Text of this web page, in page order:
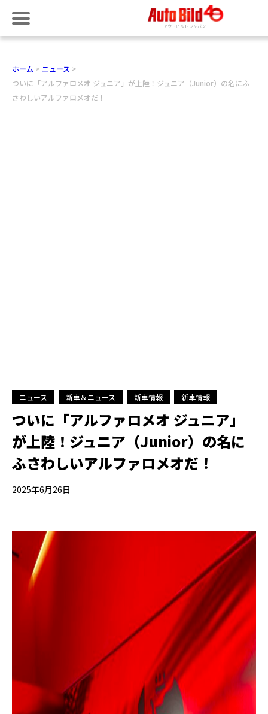
ホーム
ニュース
ついに「アルファロメオ ジュニア」が上陸！ジュニア（Junior）の名にふ
さわしいアルファロメオだ！
ニュース 新車＆ニュース 新車情報 新車情報
ついに「アルファロメオ ジュニア」
が上陸！ジュニア（Junior）の名に
ふさわしいアルファロメオだ！
2025年6月26日